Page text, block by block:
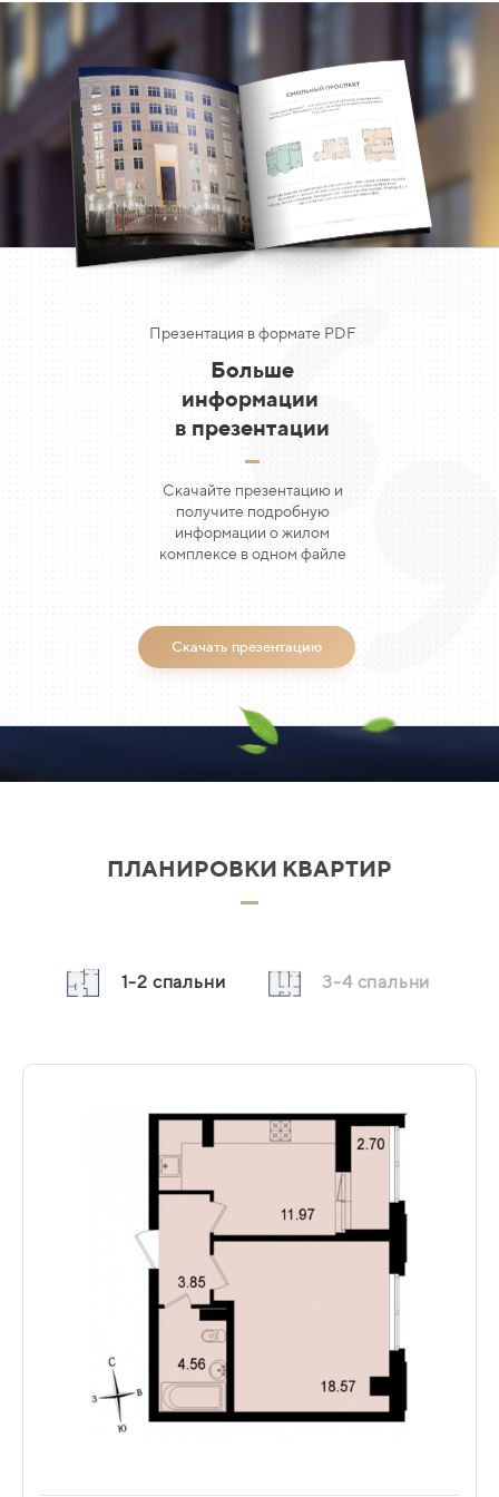
Презентация в формате PDF
Больше
информации
в презентации
Скачайте презентацию и
получите подробную
информации о жилом
комплексе в одном файле
Скачать презентацию
ПЛАНИРОВКИ КВАРТИР
1-2 спальни 3-4 спальни